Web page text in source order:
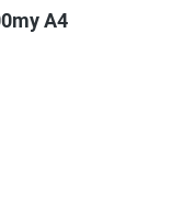
A4